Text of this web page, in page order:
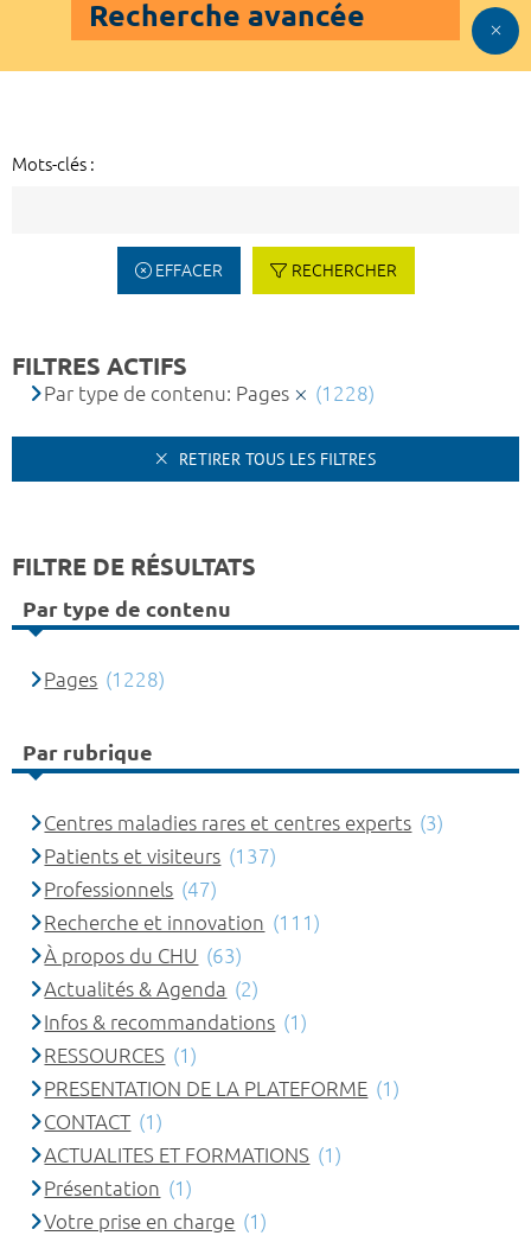
Recherche avancée
Mots-clés :
EFFACER RECHERCHER
FILTRES ACTIFS
Par type de contenu: Pages (1228)
RETIRER TOUS LES FILTRES
FILTRE DE RÉSULTATS
Par type de contenu
Pages (1228)
Par rubrique
Centres maladies rares et centres experts (3)
Patients et visiteurs (137)
Professionnels (47)
Recherche et innovation (111)
À propos du CHU (63)
Actualités & Agenda (2)
Infos & recommandations (1)
RESSOURCES (1)
PRESENTATION DE LA PLATEFORME (1)
CONTACT (1)
ACTUALITES ET FORMATIONS (1)
Présentation (1)
Votre prise en charge (1)